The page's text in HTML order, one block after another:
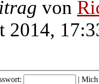
von
2014,
| Mich